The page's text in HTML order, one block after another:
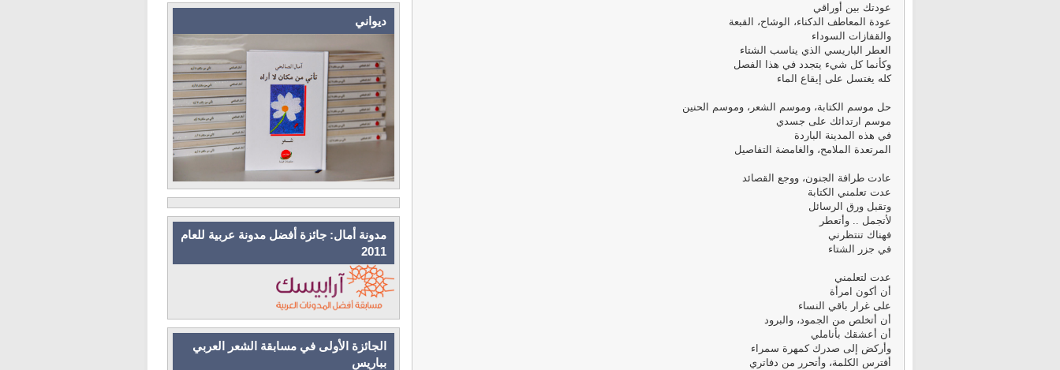
عودتك بين أوراقي
عودة المعاطف الدكناء، الوشاح، القبعة
والقفازات السوداء
العطر الباريسي الذي يناسب الشتاء
وكأنما كل شيء يتجدد في هذا الفصل
كله يغتسل على إيقاع الماء
حل موسم الكتابة، وموسم الشعر، وموسم الحنين
موسم ارتدائك على جسدي
في هذه المدينة الباردة
المرتعدة الملامح، والغامضة التفاصيل
عادت طرافة الجنون، ووجع القصائد
عدت تعلمني الكتابة
وتقبل ورق الرسائل
لأتجمل .. وأتعطر
فهناك تنتظرني
في جزر الشتاء
عدت لتعلمني
أن أكون امرأة
على غرار باقي النساء
أن أتخلص من الجمود، والبرود
أن أعشقك بأناملي
وأركض إلى صدرك كمهرة سمراء
أفترس الكلمة، وأتحرر من دفاتري
ديواني
مدونة أمال: جائزة أفضل مدونة عربية للعام
2011
الجائزة الأولى في مسابقة الشعر العربي
بباريس